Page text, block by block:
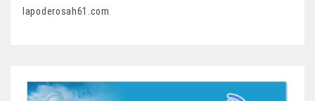
lapoderosah61.com